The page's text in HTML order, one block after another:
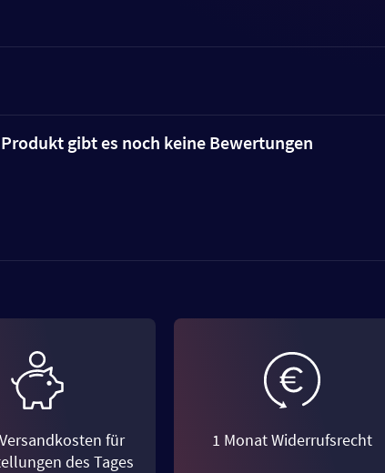
gibt es noch keine Bewertungen
für
des Tages
1 Monat Widerrufsrecht